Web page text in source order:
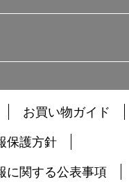
お買い物ガイド
保護方針
に関する公表事項